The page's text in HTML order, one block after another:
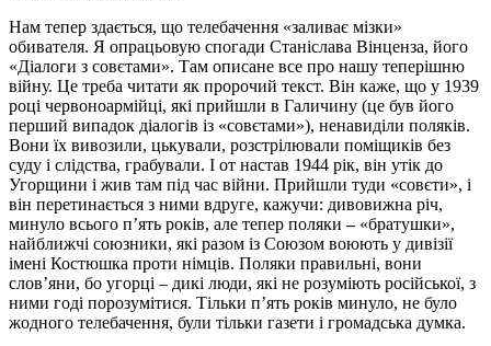
Нам тепер здається, що телебачення «заливає мізки»
обивателя. Я опрацьовую спогади Станіслава Вінценза, його
«Діалоги з совєтами». Там описане все про нашу теперішню
війну. Це треба читати як пророчий текст. Він каже, що у 1939
році червоноармійці, які прийшли в Галичину (це був його
перший випадок діалогів із «совєтами»), ненавиділи поляків.
Вони їх вивозили, цькували, розстрілювали поміщиків без
суду і слідства, грабували. І от настав 1944 рік, він утік до
Угорщини і жив там під час війни. Прийшли туди «совєти», і
він перетинається з ними вдруге, кажучи: дивовижна річ,
минуло всього п’ять років, але тепер поляки–«братушки»,
найближчі союзники, які разом із Союзом воюють у дивізії
імені Костюшка проти німців. Поляки правильні, вони
слов’яни, бо угорці – дикі люди, які не розуміють російської, з
ними годі порозумітися. Тільки п’ять років минуло, не було
жодного телебачення, були тільки газети і громадська думка.